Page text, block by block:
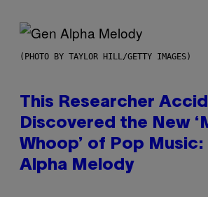
(PHOTO BY TAYLOR HILL/GETTY IMAGES)
This Researcher
Discovered the New
Whoop’ of Pop Music:
Alpha Melody